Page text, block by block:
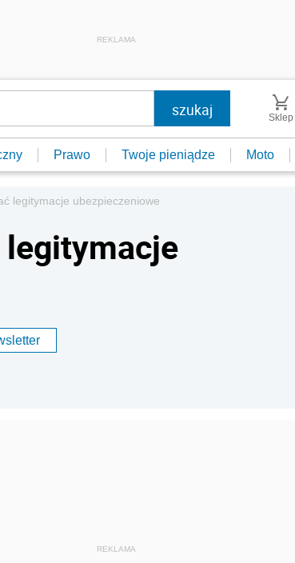
REKLAMA
Sklep
Prawo Twoje pieniądze Moto
legitymacje ubezpieczeniowe
legitymacje